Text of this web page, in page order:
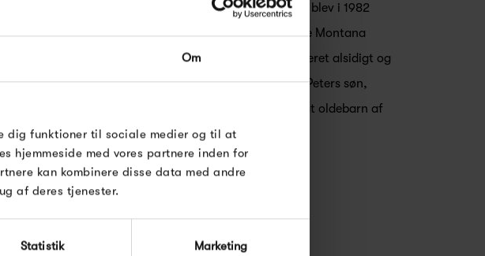
Om
dig funktioner til sociale medier og til at
hjemmeside med vores partnere inden for
kan kombinere disse data med andre
af deres tjenester.
Statistik Marketing
møbelbrand, Montana Furniture, er familieejet og blev i 1982
af Peter J. Lassen, som også stod bag det modulære Montana
På tværs af generationer, har Montana Furniture leveret alsidigt og
opbevaring til familier. Virksomheden ledes i dag af Peters søn,
Lassen, som er femte generation i møbelfamilien, samt oldebarn af
Fritz Hansen.